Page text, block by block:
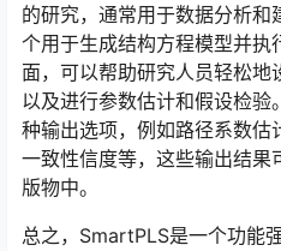
的研究，通常用于数据分析
个用于生成结构方程模型并执
面，可以帮助研究人员轻松
以及进行参数估计和假设检
种输出选项，例如路径系数估
一致性信度等，这些输出结果
版物中。
总之，SmartPLS是一个功能